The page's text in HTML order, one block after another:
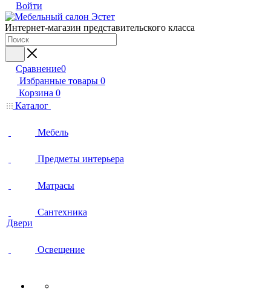
Войти
Интернет-магазин представительского класса
Сравнение0
Избранные товары 0
Корзина 0
Каталог
Мебель
Предметы интерьера
Матрасы
Сантехника
Двери
Освещение